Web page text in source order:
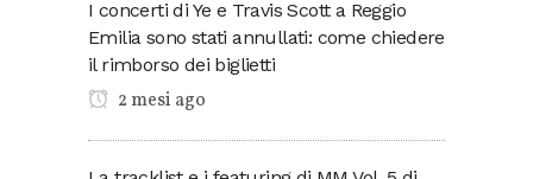
I concerti di Ye e Travis Scott a Reggio
Emilia sono stati annullati: come chiedere
il rimborso dei biglietti
2 mesi ago